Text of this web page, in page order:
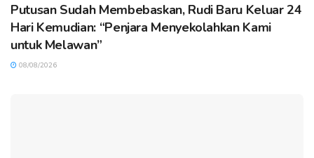
Putusan Sudah Membebaskan, Rudi Baru Keluar 24
Hari Kemudian: “Penjara Menyekolahkan Kami
untuk Melawan”
08/08/2026